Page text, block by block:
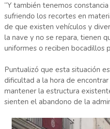
“Y también tenemos
sufriendo los recortes en
de que existen vehículos y
la nave y no se repara, tienen
uniformes o reciben bocadillos
Puntualizó que esta situación
dificultad a la hora de
mantener la estructura
sienten el abandono de la